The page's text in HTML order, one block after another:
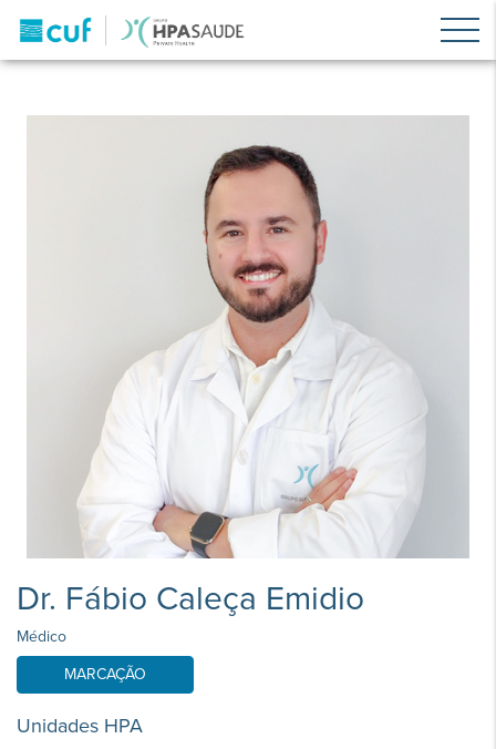
Dr. Fábio Caleça Emidio
Médico
MARCAÇÃO
Unidades HPA